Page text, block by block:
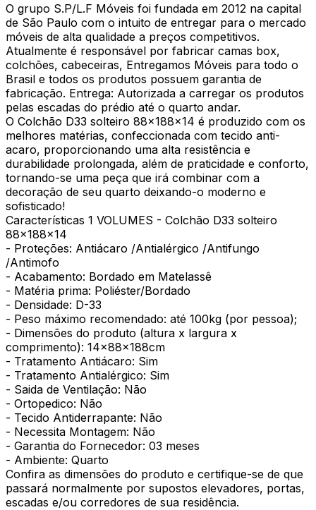
O grupo S.P/L.F Móveis foi fundada em 2012 na capital
de São Paulo com o intuito de entregar para o mercado
móveis de alta qualidade a preços competitivos.
Atualmente é responsável por fabricar camas box,
colchões, cabeceiras, Entregamos Móveis para todo o
Brasil e todos os produtos possuem garantia de
fabricação. Entrega: Autorizada a carregar os produtos
pelas escadas do prédio até o quarto andar.
O Colchão D33 solteiro 88x188x14 é produzido com os
melhores matérias, confeccionada com tecido anti-
acaro, proporcionando uma alta resistência e
durabilidade prolongada, além de praticidade e conforto,
tornando-se uma peça que irá combinar com a
decoração de seu quarto deixando-o moderno e
sofisticado!
Características 1 VOLUMES - Colchão D33 solteiro
88x188x14
- Proteções: Antiácaro /Antialérgico /Antifungo
/Antimofo
- Acabamento: Bordado em Matelassê
- Matéria prima: Poliéster/Bordado
- Densidade: D-33
- Peso máximo recomendado: até 100kg (por pessoa);
- Dimensões do produto (altura x largura x
comprimento): 14x88x188cm
- Tratamento Antiácaro: Sim
- Tratamento Antialérgico: Sim
- Saida de Ventilação: Não
- Ortopedico: Não
- Tecido Antiderrapante: Não
- Necessita Montagem: Não
- Garantia do Fornecedor: 03 meses
- Ambiente: Quarto
Confira as dimensões do produto e certifique-se de que
passará normalmente por supostos elevadores, portas,
escadas e/ou corredores de sua residência.